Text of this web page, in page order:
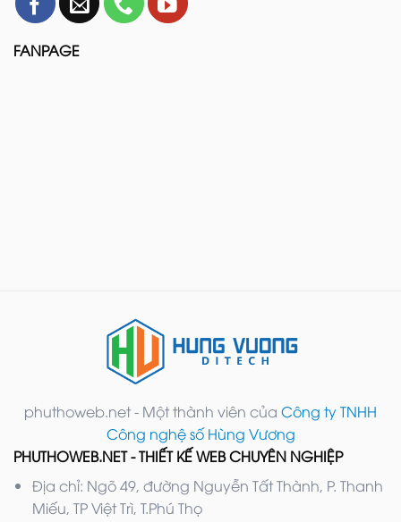
FANPAGE
phuthoweb.net - Một thành viên của Công ty TNHH
Công nghệ số Hùng Vương
PHUTHOWEB.NET - THIẾT KẾ WEB CHUYÊN NGHIỆP
Địa chỉ: Ngõ 49, đường Nguyễn Tất Thành, P. Thanh
Miếu, TP Việt Trì, T.Phú Thọ